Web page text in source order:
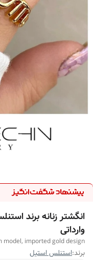
وارداتی
model, imported gold design
برند:استنلس استیل